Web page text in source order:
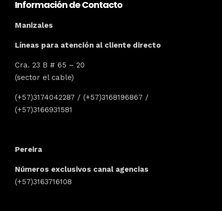
Información de Contacto
Manizales
Líneas para atención al cliente directo
Cra. 23 B # 65 – 20
(sector el cable)
(+57)3174042287 / (+57)3168196867 /
(+57)3166931581
Pereira
Números exclusivos canal agencias
(+57)3163716108